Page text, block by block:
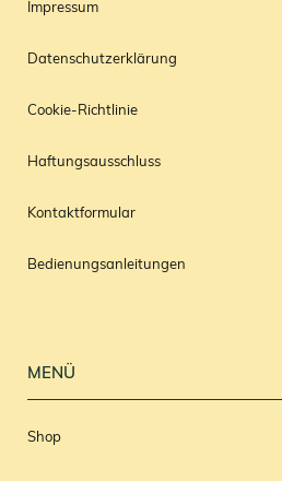
Impressum
Datenschutzerklärung
Cookie-Richtlinie
Haftungsausschluss
Kontaktformular
Bedienungsanleitungen
MENÜ
Shop